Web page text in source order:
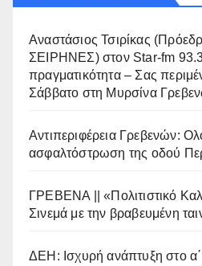
Αναστάσιος Τσιρίκας
ΣΕΙΡΗΝΕΣ) στον Star-fm 93.3:
πραγματικότητα – Σας
Σάββατο στη Μυρσίνα
Αντιπεριφέρεια Γρεβενών:
ασφαλτόστρωση της οδού
ΓΡΕΒΕΝΑ || «Πολιτιστικό
Σινεμά με την βραβευμένη
ΔΕΗ: Ισχυρή ανάπτυξη στο